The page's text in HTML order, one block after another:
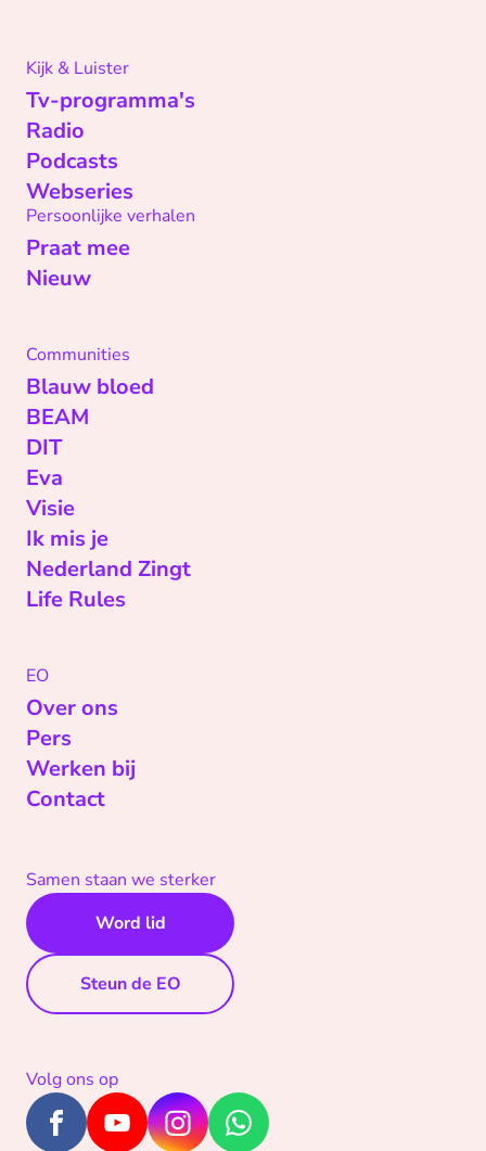
Kijk & Luister
Tv-programma's
Radio
Podcasts
Webseries
Persoonlijke verhalen
Praat mee
Nieuw
Communities
Blauw bloed
BEAM
DIT
Eva
Visie
Ik mis je
Nederland Zingt
Life Rules
EO
Over ons
Pers
Werken bij
Contact
Samen staan we sterker
Word lid
Steun de EO
Volg ons op